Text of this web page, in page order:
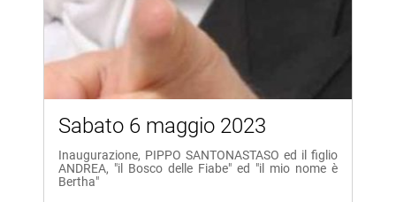
Sabato 6 maggio 2023
Inaugurazione, PIPPO SANTONASTASO ed il figlio
ANDREA, "il Bosco delle Fiabe" ed "il mio nome è
Bertha"